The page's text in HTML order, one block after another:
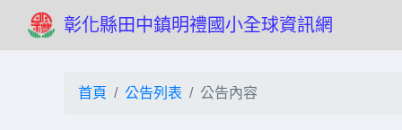
彰化縣田中鎮明禮國小全球資訊網
首頁 公告列表 公告內容